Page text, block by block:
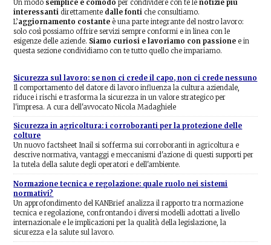
Un modo semplice e comodo per condividere con te lenotizie più
interessanti direttamente dalle fonti che consultiamo.
L’aggiornamento costante è una parte integrante del nostro lavoro:
solo così possiamo offrire servizi sempre conformi e in linea con le
esigenze delle aziende. Siamo curiosi e lavoriamo con passione e in
questa sezione condividiamo con te tutto quello che impariamo.
Sicurezza sul lavoro: se non ci crede il capo, non ci crede nessuno
Il comportamento del datore di lavoro influenza la cultura aziendale,
riduce i rischi e trasforma la sicurezza in un valore strategico per
l'impresa. A cura dell'avvocato Nicola Madaghiele
Sicurezza in agricoltura: i corroboranti per la protezione delle
colture
Un nuovo factsheet Inail si sofferma sui corroboranti in agricoltura e
descrive normativa, vantaggi e meccanismi d'azione di questi supporti per
la tutela della salute degli operatori e dell'ambiente.
Normazione tecnica e regolazione: quale ruolo nei sistemi
normativi?
Un approfondimento del KANBrief analizza il rapporto tra normazione
tecnica e regolazione, confrontando i diversi modelli adottati a livello
internazionale e le implicazioni per la qualità della legislazione, la
sicurezza e la salute sul lavoro.